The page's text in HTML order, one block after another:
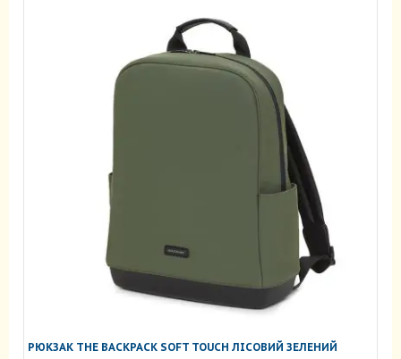
РЮКЗАК THE BACKPACK SOFT TOUCH ЛІСОВИЙ ЗЕЛЕНИЙ